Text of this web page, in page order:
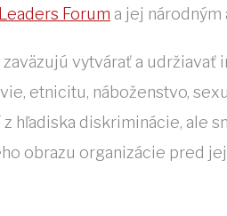
Forum a jej
vytvárať a
etnicitu, náboženstvo,
hľadiska diskriminácie, ale
obrazu organizácie pred